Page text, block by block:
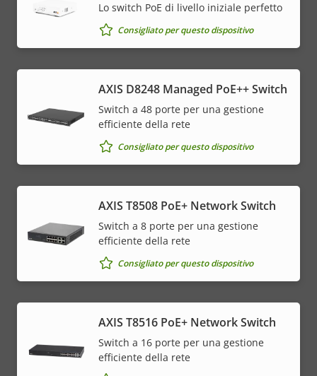
Lo switch PoE di livello iniziale perfetto
Consigliato per questo dispositivo
AXIS D8248 Managed PoE++ Switch
Switch a 48 porte per una gestione
efficiente della rete
Consigliato per questo dispositivo
AXIS T8508 PoE+ Network Switch
Switch a 8 porte per una gestione
efficiente della rete
Consigliato per questo dispositivo
AXIS T8516 PoE+ Network Switch
Switch a 16 porte per una gestione
efficiente della rete